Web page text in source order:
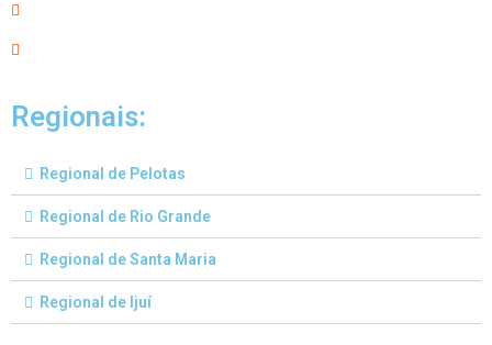
Regionais:
Regional de Pelotas
Regional de Rio Grande
Regional de Santa Maria
Regional de Ijuí